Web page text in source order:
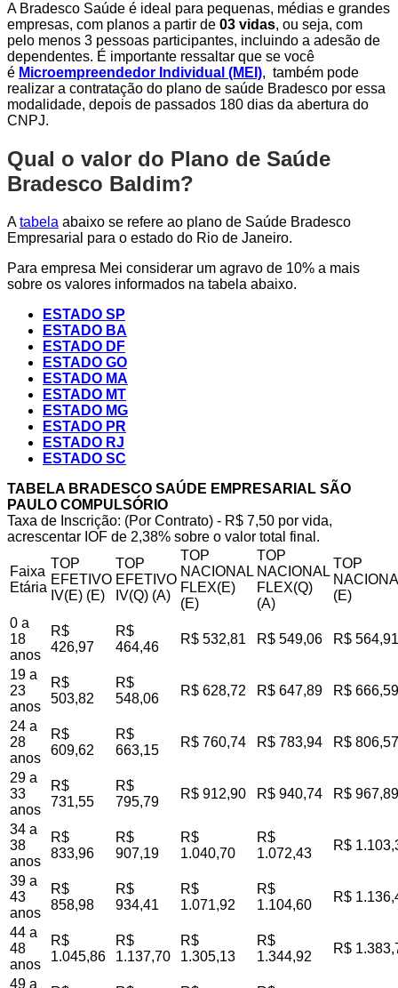
A Bradesco Saúde é ideal para pequenas, médias e grandes
empresas, com planos a partir de 03 vidas, ou seja, com
pelo menos 3 pessoas participantes, incluindo a adesão de
dependentes. É importante ressaltar que se você
é Microempreendedor Individual (MEI), também pode
realizar a contratação do plano de saúde Bradesco por essa
modalidade, depois de passados 180 dias da abertura do
CNPJ.
Qual o valor do Plano de Saúde
Bradesco Baldim?
Atabela abaixo se refere ao plano de Saúde Bradesco
Empresarial para o estado do Rio de Janeiro.
Para empresa Mei considerar um agravo de 10% a mais
sobre os valores informados na tabela abaixo.
ESTADO SP
ESTADO BA
ESTADO DF
ESTADO GO
ESTADO MA
ESTADO MT
ESTADO MG
ESTADO PR
ESTADO RJ
ESTADO SC
TABELA BRADESCO SAÚDE EMPRESARIAL SÃO
PAULO COMPULSÓRIO
Taxa de Inscrição: (Por Contrato) - R$ 7,50 por vida,
acrescentar IOF de 2,38% sobre o valor total final.
Faixa
Etária
TOP
EFETIVO
IV(E) (E)
TOP
EFETIVO
IV(Q) (A)
TOP
NACIONAL
FLEX(E)
(E)
TOP
NACIONAL
FLEX(Q)
(A)
TOP
(E)
0 a
18
anos
R$
426,97
R$
464,46
R$ 532,81 R$ 549,06 R$ 564,91
19 a
23
anos
R$
503,82
R$
548,06
R$ 628,72 R$ 647,89 R$ 666,59
24 a
28
anos
R$
609,62
R$
663,15
R$ 760,74 R$ 783,94 R$ 806,57
29 a
33
anos
R$
731,55
R$
795,79
R$ 912,90 R$ 940,74 R$ 967,89
34 a
38
anos
R$
833,96
R$
907,19
R$
1.040,70
R$
1.072,43
R$
39 a
43
anos
R$
858,98
R$
934,41
R$
1.071,92
R$
1.104,60
R$
44 a
48
anos
R$
1.045,86
R$
1.137,70
R$
1.305,13
R$
1.344,92
R$
49 a